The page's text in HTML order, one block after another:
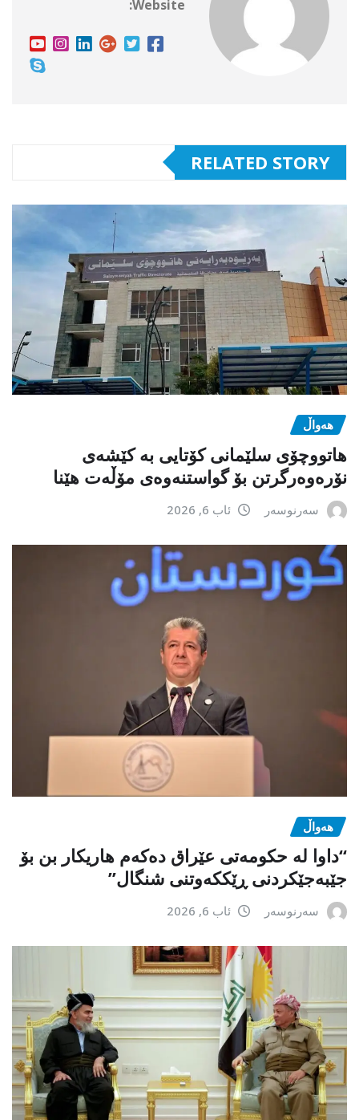
Website:
RELATED STORY
هەواڵ
هاتووچۆی سلێمانی کۆتایی بە کێشەی
نۆرەوەرگرتن بۆ گواستنەوەی مۆڵەت هێنا
سەرنوسەر ئاب 6, 2026
هەواڵ
“داوا لە حكومەتی عێراق دەكەم هاریكار بن بۆ
جێبەجێكردنی ڕێككەوتنی شنگال”
سەرنوسەر ئاب 6, 2026